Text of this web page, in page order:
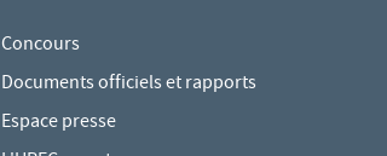
Concours
Documents officiels et rapports
Espace presse